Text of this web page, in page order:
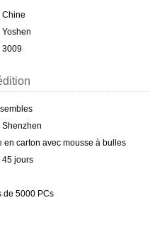
Chine
Yoshen
3009
Shenzhen
en carton avec mousse à bulles
45 jours
de 5000 PCs